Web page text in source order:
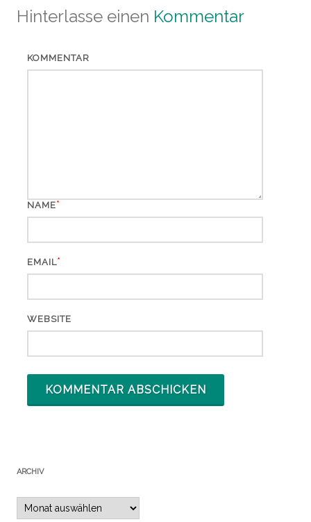
Hinterlasse einen Kommentar
KOMMENTAR
NAME*
EMAIL*
WEBSITE
ARCHIV